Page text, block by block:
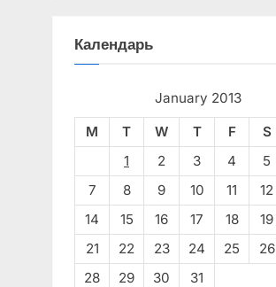
Календарь
January 2013
M
T W T F S
1
2 3 4 5
7
8 9 10 11 12
14
15 16 17 18 19
21
22 23 24 25 26
28
29 30 31